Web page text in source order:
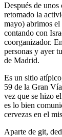
Después de
retomado la
mayo) abrimos el
contando con
coorganizador.
personas y ayer
de Madrid.
Es un sitio
59 de la Gran
vez que se hizo
es lo bien
cervezas en el
Aparte de git,